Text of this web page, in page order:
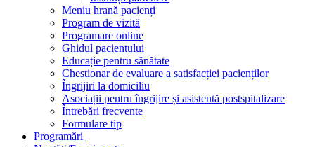
Meniu hrană pacienți
Program de vizită
Programare online
Ghidul pacientului
Educație pentru sănătate
Chestionar de evaluare a satisfacției pacienților
Îngrijiri la domiciliu
Asociații pentru îngrijire și asistentă postspitalizare
Întrebări frecvente
Formulare tip
Programări